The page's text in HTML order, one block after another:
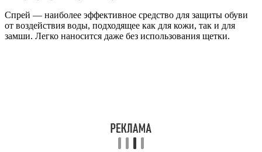
Спрей — наиболее эффективное средство для защиты обуви
от воздействия воды, подходящее как для кожи, так и для
замши. Легко наносится даже без использования щетки.